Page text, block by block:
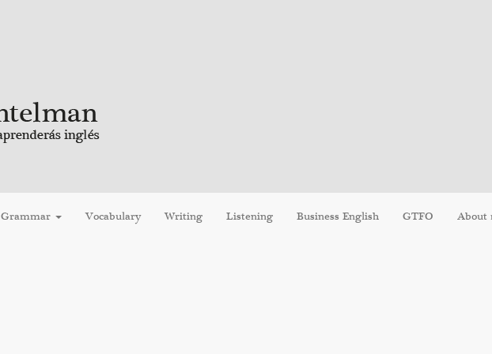
Grammar Vocabulary Writing Listening Business English GTFO About